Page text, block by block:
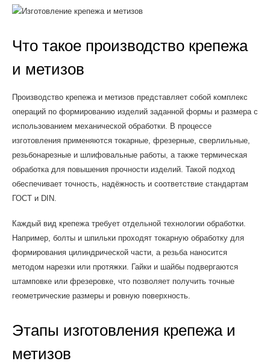
Что такое производство крепежа
и метизов
Производство крепежа и метизов представляет собой комплекс
операций по формированию изделий заданной формы и размера с
использованием механической обработки. В процессе
изготовления применяются токарные, фрезерные, сверлильные,
резьбонарезные и шлифовальные работы, а также термическая
обработка для повышения прочности изделий. Такой подход
обеспечивает точность, надёжность и соответствие стандартам
ГОСТ и DIN.
Каждый вид крепежа требует отдельной технологии обработки.
Например, болты и шпильки проходят токарную обработку для
формирования цилиндрической части, а резьба наносится
методом нарезки или протяжки. Гайки и шайбы подвергаются
штамповке или фрезеровке, что позволяет получить точные
геометрические размеры и ровную поверхность.
Этапы изготовления крепежа и
метизов